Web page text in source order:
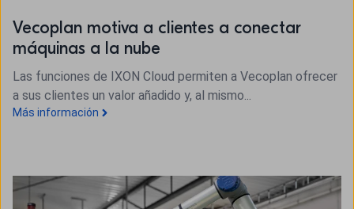
Vecoplan motiva a clientes a conectar
máquinas a la nube
Las funciones de IXON Cloud permiten a Vecoplan ofrecer
a sus clientes un valor añadido y, al mismo...
Más información